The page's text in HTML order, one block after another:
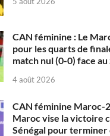
CAN féminine : Le
pour les quarts de
match nul (0-0) face au
4 août 2026
CAN féminine Maroc-
Maroc vise la victoire
Sénégal pour terminer